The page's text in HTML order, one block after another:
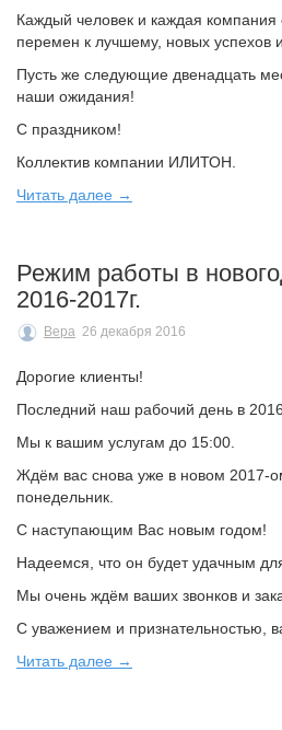
Каждый человек и каждая компания
перемен к лучшему, новых успехов
Пусть же следующие двенадцать
наши ожидания!
С праздником!
Коллектив компании ИЛИТОН.
Читать далее →
Режим работы в
2016-2017г.
Вера 26 декабря 2016
Дорогие клиенты!
Последний наш рабочий день в
Мы к вашим услугам до 15:00.
Ждём вас снова уже в новом 2017-
понедельник.
С наступающим Вас новым годом!
Надеемся, что он будет удачным
Мы очень ждём ваших звонков и
С уважением и признательностью,
Читать далее →